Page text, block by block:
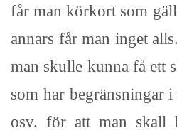
får man körkort som
annars får man inget
man skulle kunna få ett
som har begränsningar
osv. för att man skall